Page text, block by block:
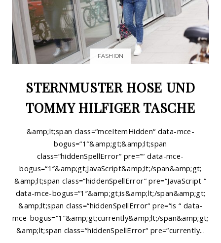
FASHION
STERNMUSTER HOSE UND
TOMMY HILFIGER TASCHE
&amp;lt;span class=“mceItemHidden“ data-mce-
bogus=“1″&amp;gt;&amp;lt;span
class=“hiddenSpellError“ pre=““ data-mce-
bogus=“1″&amp;gt;JavaScript&amp;lt;/span&amp;gt;
&amp;lt;span class=“hiddenSpellError“ pre=“JavaScript “
data-mce-bogus=“1″&amp;gt;is&amp;lt;/span&amp;gt;
&amp;lt;span class=“hiddenSpellError“ pre=“is “ data-
mce-bogus=“1″&amp;gt;currently&amp;lt;/span&amp;gt;
&amp;lt;span class=“hiddenSpellError“ pre=“currently...